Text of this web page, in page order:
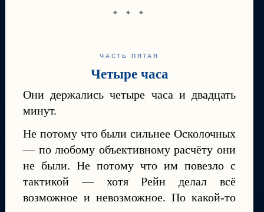
✦ ✦ ✦
ЧАСТЬ ПЯТАЯ
Четыре часа
Они держались четыре часа и двадцать
минут.
Не потому что были сильнее Осколочных
— по любому объективному расчёту они
не были. Не потому что им повезло с
тактикой — хотя Рейн делал всё
возможное и невозможное. По какой-то